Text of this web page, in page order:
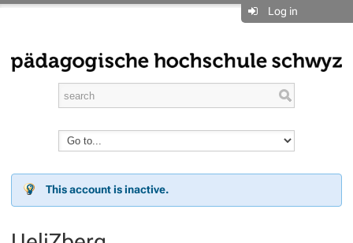
Log in
This account is inactive.